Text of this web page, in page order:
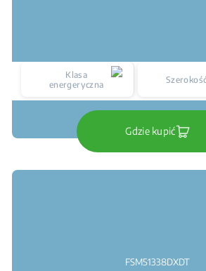
Klasa
energeryczna
Szerokość
Gdzie kupić
FSM51338DXDT